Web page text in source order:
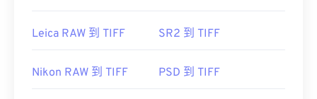
Leica RAW 到 TIFF SR2 到 TIFF
Nikon RAW 到 TIFF PSD 到 TIFF